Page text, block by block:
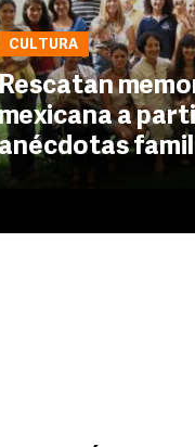
CULTURA
a